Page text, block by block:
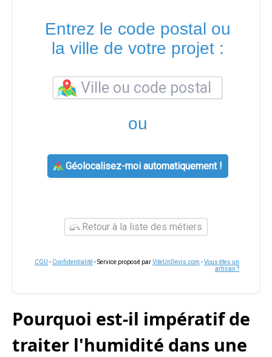
Entrez le code postal ou
la ville de votre projet :
ou
Géolocalisez-moi automatiquement !
Retour à la liste des métiers
CGU - Confidentialité- Service proposé parViteUnDevis.com -Vous êtes un
artisan ?
Pourquoi est-il impératif de
traiter l'humidité dans une